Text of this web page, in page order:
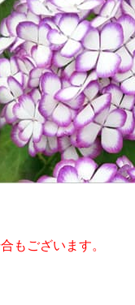
もございます。